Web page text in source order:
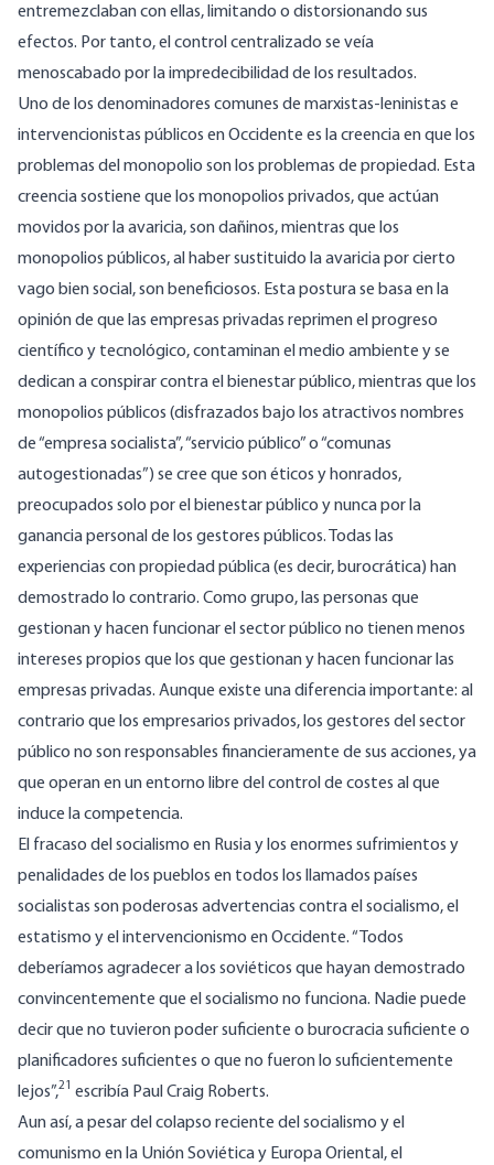
entremezclaban con ellas, limitando o distorsionando sus
efectos. Por tanto, el control centralizado se veía
menoscabado por la impredecibilidad de los resultados.
Uno de los denominadores comunes de marxistas-leninistas e
intervencionistas públicos en Occidente es la creencia en que los
problemas del monopolio son los problemas de propiedad. Esta
creencia sostiene que los monopolios privados, que actúan
movidos por la avaricia, son dañinos, mientras que los
monopolios públicos, al haber sustituido la avaricia por cierto
vago bien social, son beneficiosos. Esta postura se basa en la
opinión de que las empresas privadas reprimen el progreso
científico y tecnológico, contaminan el medio ambiente y se
dedican a conspirar contra el bienestar público, mientras que los
monopolios públicos (disfrazados bajo los atractivos nombres
de “empresa socialista”, “servicio público” o “comunas
autogestionadas”) se cree que son éticos y honrados,
preocupados solo por el bienestar público y nunca por la
ganancia personal de los gestores públicos. Todas las
experiencias con propiedad pública (es decir, burocrática) han
demostrado lo contrario. Como grupo, las personas que
gestionan y hacen funcionar el sector público no tienen menos
intereses propios que los que gestionan y hacen funcionar las
empresas privadas. Aunque existe una diferencia importante: al
contrario que los empresarios privados, los gestores del sector
público no son responsables financieramente de sus acciones, ya
que operan en un entorno libre del control de costes al que
induce la competencia.
El fracaso del socialismo en Rusia y los enormes sufrimientos y
penalidades de los pueblos en todos los llamados países
socialistas son poderosas advertencias contra el socialismo, el
estatismo y el intervencionismo en Occidente. “Todos
deberíamos agradecer a los soviéticos que hayan demostrado
convincentemente que el socialismo no funciona. Nadie puede
decir que no tuvieron poder suficiente o burocracia suficiente o
planificadores suficientes o que no fueron lo suficientemente
lejos”,21 escribía Paul Craig Roberts.
Aun así, a pesar del colapso reciente del socialismo y el
comunismo en la Unión Soviética y Europa Oriental, el